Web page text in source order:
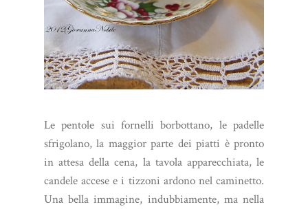
Le pentole sui fornelli borbottano, le padelle
sfrigolano, la maggior parte dei piatti è pronto
in attesa della cena, la tavola apparecchiata, le
candele accese e i tizzoni ardono nel caminetto.
Una bella immagine, indubbiamente, ma nella